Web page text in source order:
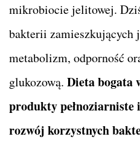
mikrobiocie jelitowej.
bakterii zamieszkujących
metabolizm, odporność
glukozową. Dieta bogata
produkty pełnoziarniste
rozwój korzystnych